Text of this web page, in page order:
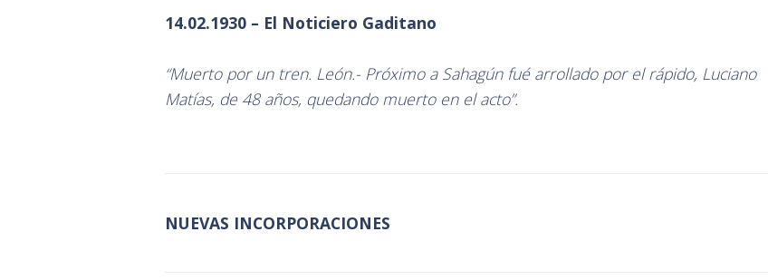
14.02.1930 – El Noticiero Gaditano
“Muerto por un tren. León.- Próximo a Sahagún fué arrollado por el rápido, Luciano
Matías, de 48 años, quedando muerto en el acto”.
NUEVAS INCORPORACIONES